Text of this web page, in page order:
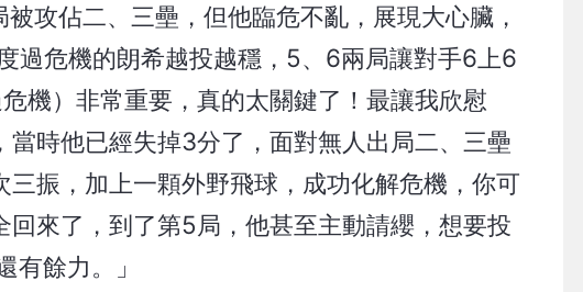
攻佔二、三壘，但他臨危不亂，展現大心臟，
過危機的朗希越投越穩，5、6兩局讓對手6上6
機）非常重要，真的太關鍵了！最讓我欣慰
時他已經失掉3分了，面對無人出局二、三壘
振，加上一顆外野飛球，成功化解危機，你可
來了，到了第5局，他甚至主動請纓，想要投
餘力。」